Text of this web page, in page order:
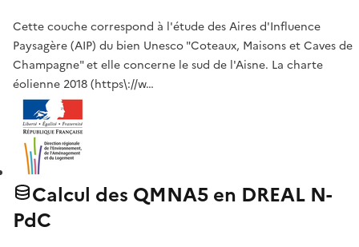
Cette couche correspond à l'étude des Aires d'Influence
Paysagère (AIP) du bien Unesco "Coteaux, Maisons et Caves de
Champagne" et elle concerne le sud de l'Aisne. La charte
éolienne 2018 (https\://w…
Calcul des QMNA5 en DREAL N-
PdC